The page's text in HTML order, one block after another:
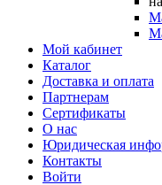
Мой кабинет
Каталог
Доставка и оплата
Партнерам
Сертификаты
О нас
Юридическая
Контакты
Войти